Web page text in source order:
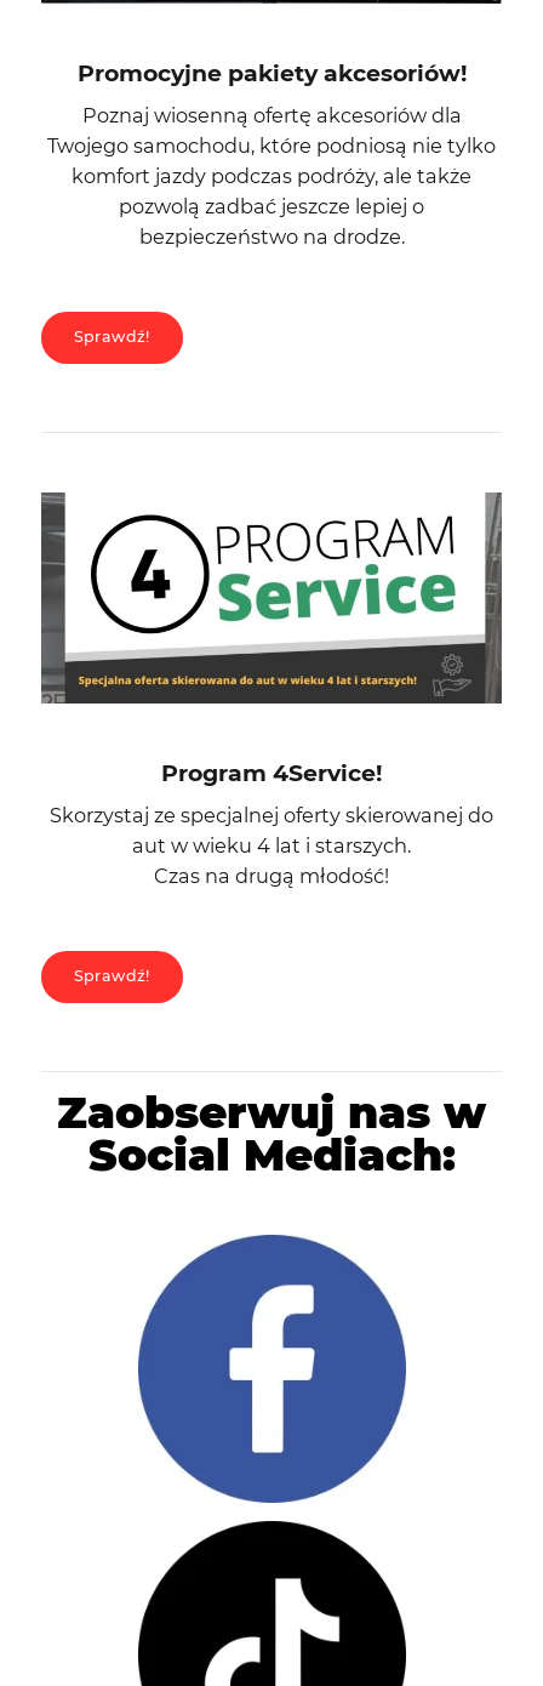
Promocyjne pakiety akcesoriów!
Poznaj wiosenną ofertę akcesoriów dla
Twojego samochodu, które podniosą nie tylko
komfort jazdy podczas podróży, ale także
pozwolą zadbać jeszcze lepiej o
bezpieczeństwo na drodze.
Sprawdź!
Program 4Service!
Skorzystaj ze specjalnej oferty skierowanej do
aut w wieku 4 lat i starszych.
Czas na drugą młodość!​
Sprawdź!
Zaobserwuj nas w
Social Mediach: